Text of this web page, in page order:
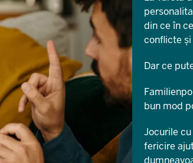
din ce în
conflicte
Dar ce
bun mod
Jocurile
fericire